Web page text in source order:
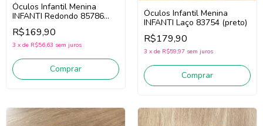
Óculos Infantil Menina
INFANTI Redondo 85786
(bege transparente)
R$169,90
3 x de R$56,63 sem juros
Comprar
Óculos Infantil Menina
INFANTI Laço 83754 (preto)
R$179,90
3 x de R$59,97 sem juros
Comprar